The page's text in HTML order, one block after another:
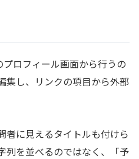
ロフィール画面から行うの
集し、リンクの項目から外部
者に見えるタイトルも付けら
列を並べるのではなく、「予